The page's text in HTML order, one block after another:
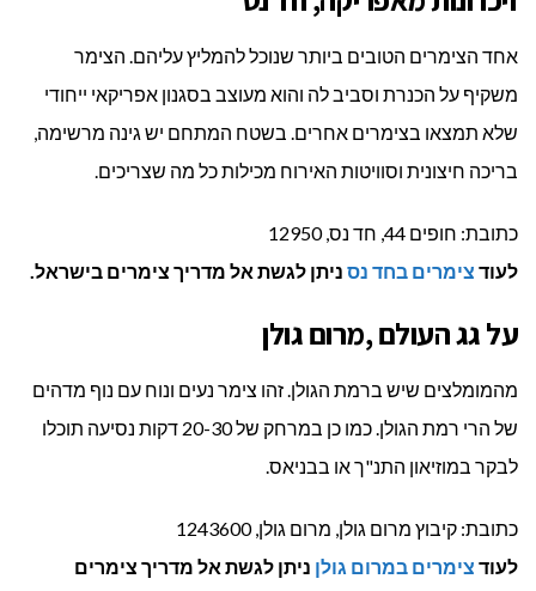
אחד הצימרים הטובים ביותר שנוכל להמליץ עליהם. הצימר
משקיף על הכנרת וסביב לה והוא מעוצב בסגנון אפריקאי ייחודי
שלא תמצאו בצימרים אחרים. בשטח המתחם יש גינה מרשימה,
בריכה חיצונית וסוויטות האירוח מכילות כל מה שצריכים.
כתובת: חופים 44, חד נס, 12950
לעוד צימרים בחד נס ניתן לגשת אל מדריך צימרים בישראל.
על גג העולם ,מרום גולן
מהמומלצים שיש ברמת הגולן. זהו צימר נעים ונוח עם נוף מדהים
של הרי רמת הגולן. כמו כן במרחק של 20-30 דקות נסיעה תוכלו
לבקר במוזיאון התנ"ך או בבניאס.
כתובת: קיבוץ מרום גולן, מרום גולן, 1243600
לעוד צימרים במרום גולן ניתן לגשת אל מדריך צימרים